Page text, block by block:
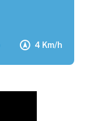
4 Km/h